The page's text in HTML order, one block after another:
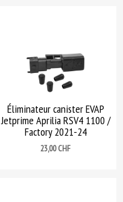
Éliminateur canister EVAP
Jetprime Aprilia RSV4 1100 /
Factory 2021-24
Prix
23,00 CHF